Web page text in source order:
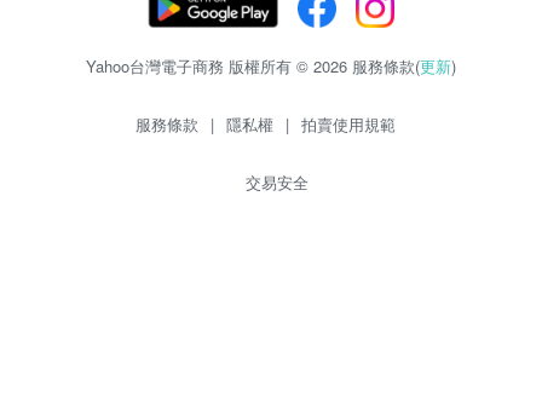
Yahoo台灣電子商務 版權所有 © 2026 服務條款(更新)
服務條款 | 隱私權 | 拍賣使用規範
交易安全